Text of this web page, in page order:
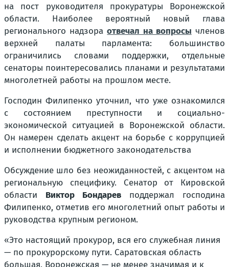
на пост руководителя прокуратуры Воронежской
области. Наиболее вероятный новый глава
регионального надзораотвечал на вопросы членов
верхней палаты парламента: большинство
ограничились словами поддержки, отдельные
сенаторы поинтересовались планами и результатами
многолетней работы на прошлом месте.
Господин Филипенко уточнил, что уже ознакомился
с состоянием преступности и социально-
экономической ситуацией в Воронежской области.
Он намерен сделать акцент на борьбе с коррупцией
и исполнении бюджетного законодательства
Обсуждение шло без неожиданностей, с акцентом на
региональную специфику. Сенатор от Кировской
области Виктор Бондарев поддержал господина
Филипенко, отметив его многолетний опыт работы и
руководства крупным регионом.
«Это настоящий прокурор, вся его служебная линия
— по прокурорскому пути. Саратовская область
большая, Воронежская — не менее значимая и к